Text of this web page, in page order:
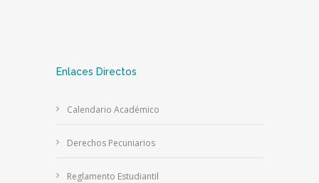
Enlaces Directos
Calendario Académico
Derechos Pecuniarios
Reglamento Estudiantil